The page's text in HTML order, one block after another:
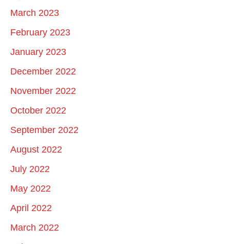
March 2023
February 2023
January 2023
December 2022
November 2022
October 2022
September 2022
August 2022
July 2022
May 2022
April 2022
March 2022